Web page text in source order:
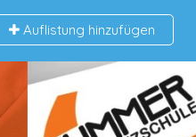
Auflistung hinzufügen